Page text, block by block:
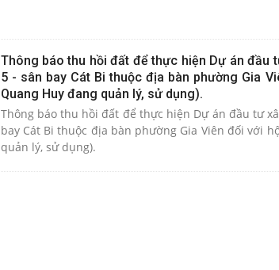
Thông báo thu hồi đất để thực hiện Dự án đầu
5 - sân bay Cát Bi thuộc địa bàn phường Gia
Quang Huy đang quản lý, sử dụng).
Thông báo thu hồi đất để thực hiện Dự án đầu tư
bay Cát Bi thuộc địa bàn phường Gia Viên đối với
quản lý, sử dụng).